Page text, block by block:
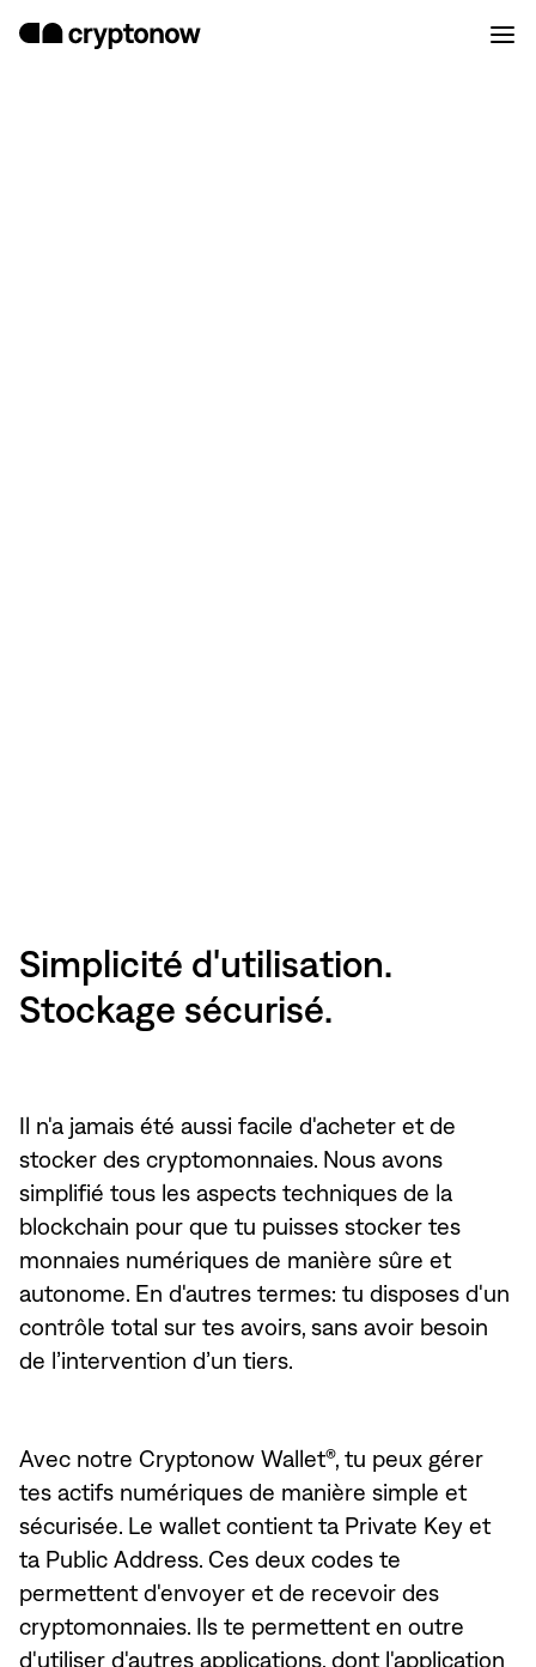
Simplicité d'utilisation.
Stockage sécurisé.
Il n'a jamais été aussi facile d'acheter et de
stocker des cryptomonnaies. Nous avons
simplifié tous les aspects techniques de la
blockchain pour que tu puisses stocker tes
monnaies numériques de manière sûre et
autonome. En d'autres termes: tu disposes d'un
contrôle total sur tes avoirs, sans avoir besoin
de l’intervention d’un tiers.
Avec notre Cryptonow Wallet®, tu peux gérer
tes actifs numériques de manière simple et
sécurisée. Le wallet contient ta Private Key et
ta Public Address. Ces deux codes te
permettent d'envoyer et de recevoir des
cryptomonnaies. Ils te permettent en outre
d'utiliser d'autres applications, dont l'application